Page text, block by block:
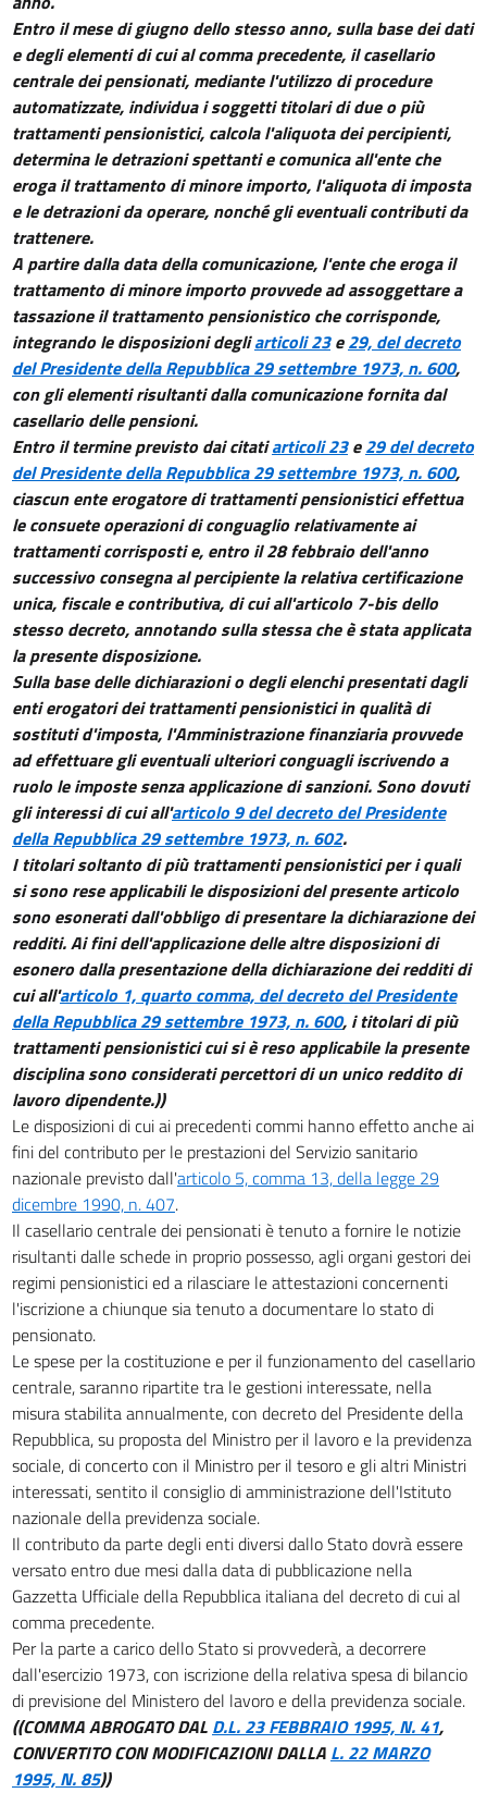
Entro il mese di giugno dello stesso anno, sulla base dei dati
e degli elementi di cui al comma precedente, il casellario
centrale dei pensionati, mediante l'utilizzo di procedure
automatizzate, individua i soggetti titolari di due o più
trattamenti pensionistici, calcola l'aliquota dei percipienti,
determina le detrazioni spettanti e comunica all'ente che
eroga il trattamento di minore importo, l'aliquota di imposta
e le detrazioni da operare, nonché gli eventuali contributi da
trattenere.
A partire dalla data della comunicazione, l'ente che eroga il
trattamento di minore importo provvede ad assoggettare a
tassazione il trattamento pensionistico che corrisponde,
integrando le disposizioni degliarticoli 23e29, del decreto
del Presidente della Repubblica 29 settembre 1973, n. 600,
con gli elementi risultanti dalla comunicazione fornita dal
casellario delle pensioni.
Entro il termine previsto dai citatiarticoli 23e29 del decreto
del Presidente della Repubblica 29 settembre 1973, n. 600,
ciascun ente erogatore di trattamenti pensionistici effettua
le consuete operazioni di conguaglio relativamente ai
trattamenti corrisposti e, entro il 28 febbraio dell'anno
successivo consegna al percipiente la relativa certificazione
unica, fiscale e contributiva, di cui all'articolo 7-bis dello
stesso decreto, annotando sulla stessa che è stata applicata
la presente disposizione.
Sulla base delle dichiarazioni o degli elenchi presentati dagli
enti erogatori dei trattamenti pensionistici in qualità di
sostituti d'imposta, l'Amministrazione finanziaria provvede
ad effettuare gli eventuali ulteriori conguagli iscrivendo a
ruolo le imposte senza applicazione di sanzioni. Sono dovuti
gli interessi di cui all'articolo 9 del decreto del Presidente
della Repubblica 29 settembre 1973, n. 602.
I titolari soltanto di più trattamenti pensionistici per i quali
si sono rese applicabili le disposizioni del presente articolo
sono esonerati dall'obbligo di presentare la dichiarazione dei
redditi. Ai fini dell'applicazione delle altre disposizioni di
esonero dalla presentazione della dichiarazione dei redditi di
cui all'articolo 1, quarto comma, del decreto del Presidente
della Repubblica 29 settembre 1973, n. 600, i titolari di più
trattamenti pensionistici cui si è reso applicabile la presente
disciplina sono considerati percettori di un unico reddito di
lavoro dipendente.))
Le disposizioni di cui ai precedenti commi hanno effetto anche ai
fini del contributo per le prestazioni del Servizio sanitario
nazionale previsto dall'articolo 5, comma 13, della legge 29
dicembre 1990, n. 407.
Il casellario centrale dei pensionati è tenuto a fornire le notizie
risultanti dalle schede in proprio possesso, agli organi gestori dei
regimi pensionistici ed a rilasciare le attestazioni concernenti
l'iscrizione a chiunque sia tenuto a documentare lo stato di
pensionato.
Le spese per la costituzione e per il funzionamento del casellario
centrale, saranno ripartite tra le gestioni interessate, nella
misura stabilita annualmente, con decreto del Presidente della
Repubblica, su proposta del Ministro per il lavoro e la previdenza
sociale, di concerto con il Ministro per il tesoro e gli altri Ministri
interessati, sentito il consiglio di amministrazione dell'Istituto
nazionale della previdenza sociale.
Il contributo da parte degli enti diversi dallo Stato dovrà essere
versato entro due mesi dalla data di pubblicazione nella
Gazzetta Ufficiale della Repubblica italiana del decreto di cui al
comma precedente.
Per la parte a carico dello Stato si provvederà, a decorrere
dall'esercizio 1973, con iscrizione della relativa spesa di bilancio
di previsione del Ministero del lavoro e della previdenza sociale.
((COMMA ABROGATO DAL D.L. 23 FEBBRAIO 1995, N. 41,
CONVERTITO CON MODIFICAZIONI DALLA L. 22 MARZO
1995, N. 85))